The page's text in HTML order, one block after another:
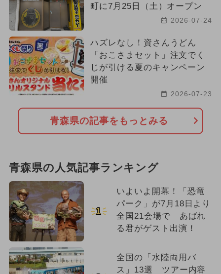
2024年2月のイベント 職業体験
ワークショップ
プロジェクションマッピング
厳選お出かけまとめ
2022年オープン
町に7月25日（土）オープン
2026-07-24
ハズレなし！資さんうどん
「おこさまセット」注文でく
じが引ける夏のキャンペーン
開催
2026-07-23
青森県の記事をもっとみる
青森県の人気記事ランキング
1
いよいよ開幕！「恐竜
パーク」が7月18日より
全国21会場で あばれ
る君がゲスト出演！
全国の「水陸両用バ
ス」13選 ツアー内容